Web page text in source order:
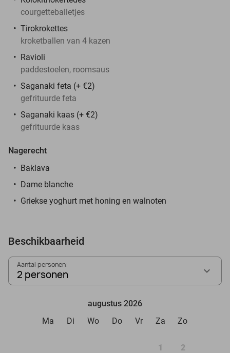
courgetteballetjes
Tirokrokettes
kroketballen van 4 kazen
Ravioli
paddestoelen, roomsaus
Saganaki feta (+ €2)
gefrituurde feta
Saganaki kaas (+ €2)
gefrituurde kaas
Nagerecht
Baklava
Dame blanche
Griekse yoghurt met honing en walnoten
Beschikbaarheid
Aantal personen:
2 personen
augustus 2026
Ma
Di Wo Do Vr Za Zo
1 2